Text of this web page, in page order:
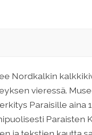
Nordkalkin
vieressä.
Paraisille aina
Paraisten